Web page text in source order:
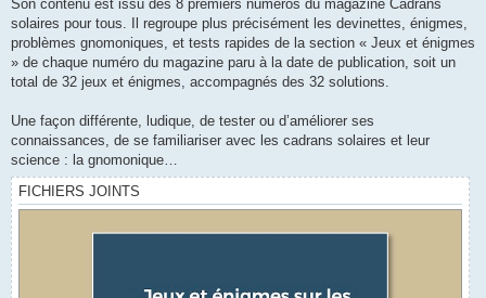
Son contenu est issu des 8 premiers numéros du magazine Cadrans
solaires pour tous. Il regroupe plus précisément les devinettes, énigmes,
problèmes gnomoniques, et tests rapides de la section « Jeux et énigmes
» de chaque numéro du magazine paru à la date de publication, soit un
total de 32 jeux et énigmes, accompagnés des 32 solutions.
Une façon différente, ludique, de tester ou d’améliorer ses
connaissances, de se familiariser avec les cadrans solaires et leur
science : la gnomonique…
FICHIERS JOINTS